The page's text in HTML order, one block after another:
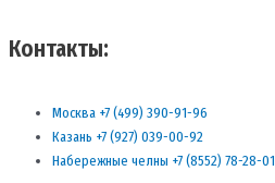
Контакты:
Москва +7 (499) 390-91-96
Казань +7 (927) 039-00-92
Набережные челны +7 (8552) 78-28-01